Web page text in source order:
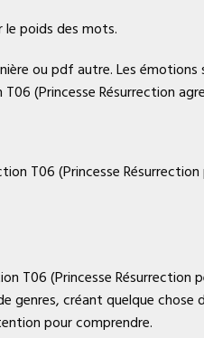
poids des mots.
ou pdf autre. Les émotions
(Princesse Résurrection
T06 (Princesse
T06 (Princesse Résurrection
genres, créant quelque chose
pour comprendre.